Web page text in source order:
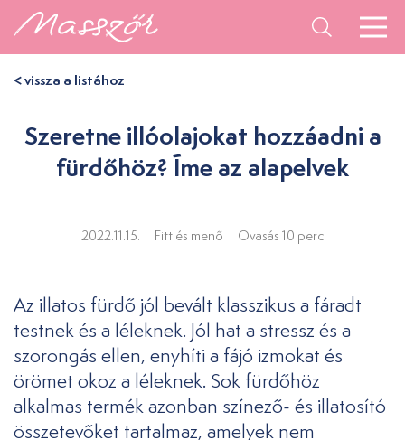
< vissza a listához
Szeretne illóolajokat hozzáadni a
fürdőhöz? Íme az alapelvek
2022.11.15. Fitt és menő Ovasás 10 perc
Az illatos fürdő jól bevált klasszikus a fáradt
testnek és a léleknek. Jól hat a stressz és a
szorongás ellen, enyhíti a fájó izmokat és
örömet okoz a léleknek. Sok fürdőhöz
alkalmas termék azonban színező- és illatosító
összetevőket tartalmaz, amelyek nem